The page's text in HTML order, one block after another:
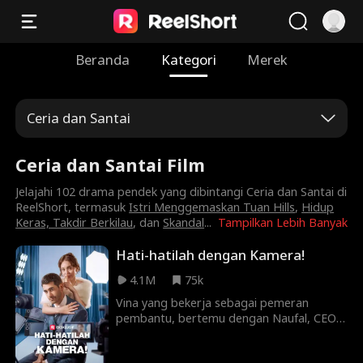
Beranda Kategori Merek
Ceria dan Santai
Ceria dan Santai Film
Tampilkan Lebih Banyak
Jelajahi 102 drama pendek yang dibintangi Ceria dan Santai di
ReelShort, termasukIstri Menggemaskan Tuan Hills, Hidup
Keras, Takdir Berkilau, danSkandal...
Hati-hatilah dengan Kamera!
4.1M
75k
Vina yang bekerja sebagai pemeran
pembantu, bertemu dengan Naufal, CEO